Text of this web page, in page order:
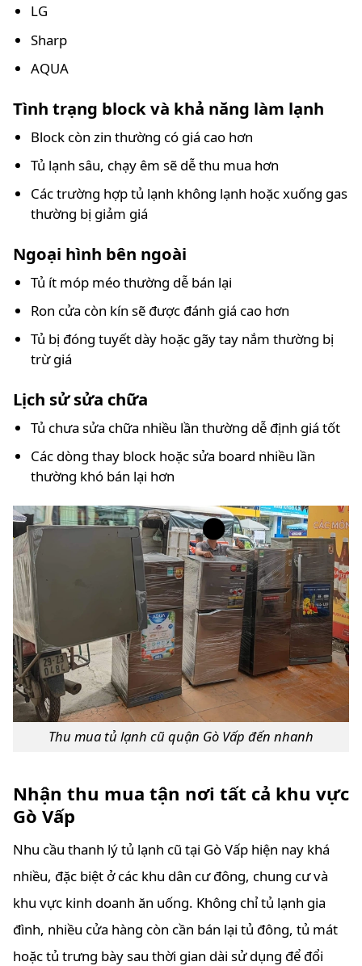
LG
Sharp
AQUA
Tình trạng block và khả năng làm lạnh
Block còn zin thường có giá cao hơn
Tủ lạnh sâu, chạy êm sẽ dễ thu mua hơn
Các trường hợp tủ lạnh không lạnh hoặc xuống gas
thường bị giảm giá
Ngoại hình bên ngoài
Tủ ít móp méo thường dễ bán lại
Ron cửa còn kín sẽ được đánh giá cao hơn
Tủ bị đóng tuyết dày hoặc gãy tay nắm thường bị
trừ giá
Lịch sử sửa chữa
Tủ chưa sửa chữa nhiều lần thường dễ định giá tốt
Các dòng thay block hoặc sửa board nhiều lần
thường khó bán lại hơn
Thu mua tủ lạnh cũ quận Gò Vấp đến nhanh
Nhận thu mua tận nơi tất cả khu vực
Gò Vấp
Nhu cầu thanh lý tủ lạnh cũ tại Gò Vấp hiện nay khá
nhiều, đặc biệt ở các khu dân cư đông, chung cư và
khu vực kinh doanh ăn uống. Không chỉ tủ lạnh gia
đình, nhiều cửa hàng còn cần bán lại tủ đông, tủ mát
hoặc tủ trưng bày sau thời gian dài sử dụng để đổi